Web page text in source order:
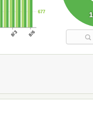
8/3 8/6
677